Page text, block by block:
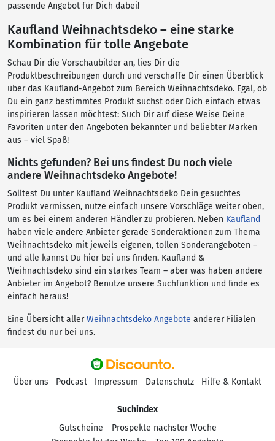
passende Angebot für Dich dabei!
Kaufland Weihnachtsdeko – eine starke
Kombination für tolle Angebote
Schau Dir die Vorschaubilder an, lies Dir die
Produktbeschreibungen durch und verschaffe Dir einen Überblick
über das Kaufland-Angebot zum Bereich Weihnachtsdeko. Egal, ob
Du ein ganz bestimmtes Produkt suchst oder Dich einfach etwas
inspirieren lassen möchtest: Such Dir auf diese Weise Deine
Favoriten unter den Angeboten bekannter und beliebter Marken
aus – viel Spaß!
Nichts gefunden? Bei uns findest Du noch viele
andere Weihnachtsdeko Angebote!
Solltest Du unter Kaufland Weihnachtsdeko Dein gesuchtes
Produkt vermissen, nutze einfach unsere Vorschläge weiter oben,
um es bei einem anderen Händler zu probieren. Neben Kaufland
haben viele andere Anbieter gerade Sonderaktionen zum Thema
Weihnachtsdeko mit jeweils eigenen, tollen Sonderangeboten –
und alle kannst Du hier bei uns finden. Kaufland &
Weihnachtsdeko sind ein starkes Team – aber was haben andere
Anbieter im Angebot? Benutze unsere Suchfunktion und finde es
einfach heraus!
Eine Übersicht allerWeihnachtsdeko Angebote anderer Filialen
findest du nur bei uns.
Über uns Podcast Impressum Datenschutz Hilfe & Kontakt
Suchindex
Gutscheine
Prospekte nächster Woche